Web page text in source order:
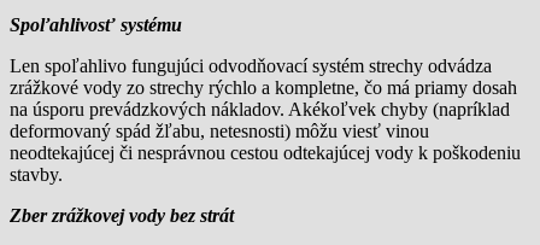
Spoľahlivosť systému
Len spoľahlivo fungujúci odvodňovací systém strechy odvádza
zrážkové vody zo strechy rýchlo a kompletne, čo má priamy dosah
na úsporu prevádzkových nákladov. Akékoľvek chyby (napríklad
deformovaný spád žľabu, netesnosti) môžu viesť vinou
neodtekajúcej či nesprávnou cestou odtekajúcej vody k poškodeniu
stavby.
Zber zrážkovej vody bez strát